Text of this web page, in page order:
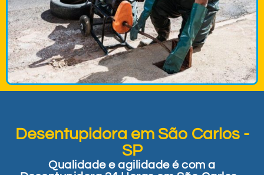
Desentupidora em São Carlos -
SP
Qualidade e agilidade é com a